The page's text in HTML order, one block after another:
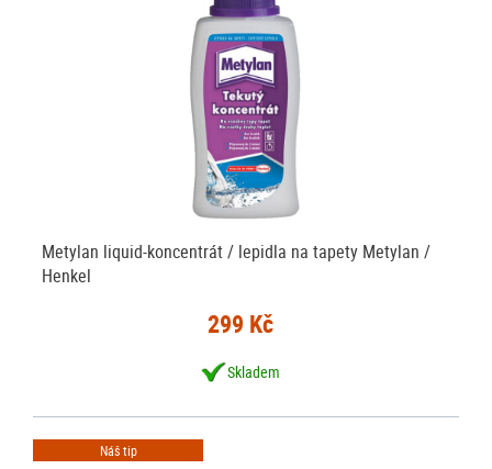
Metylan liquid-koncentrát / lepidla na tapety Metylan /
Henkel
299 Kč
Skladem
Náš tip